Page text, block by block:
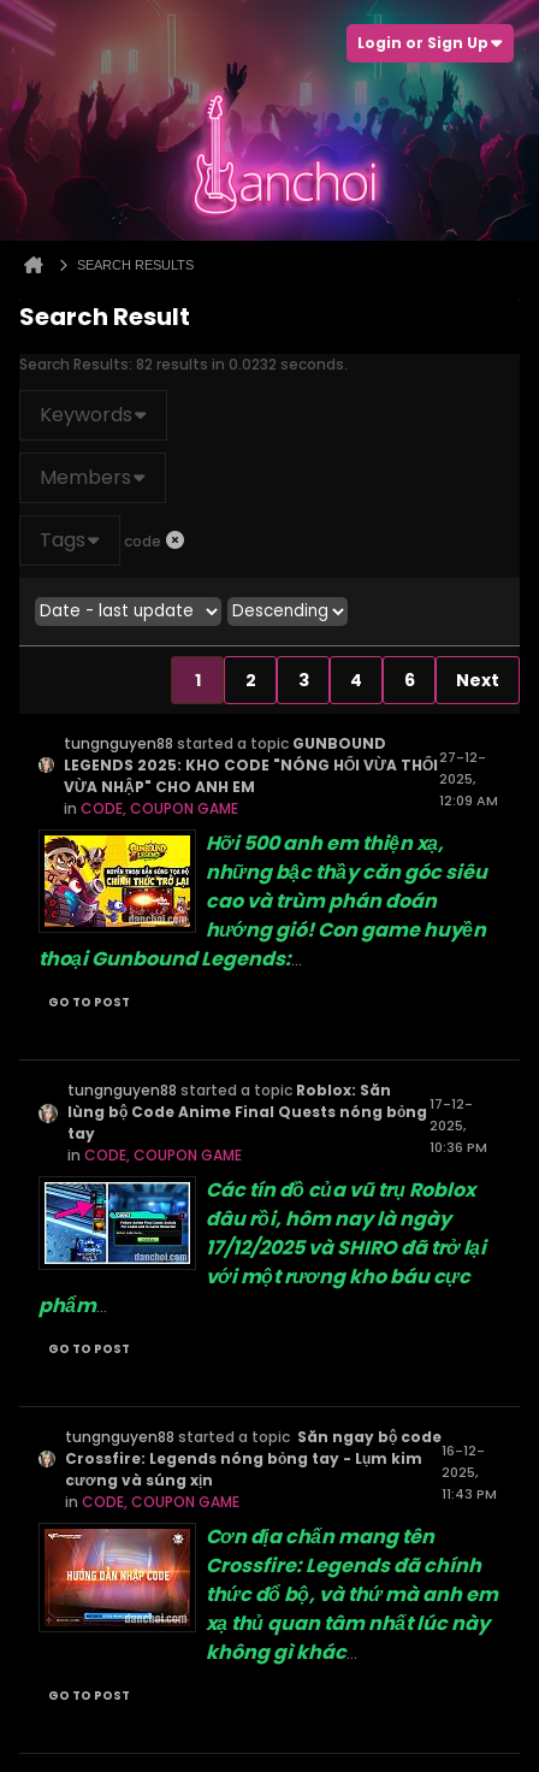
Login or Sign Up
SEARCH RESULTS
Search Result
Search Results: 82 results in 0.0232 seconds.
Keywords
Members
Tags code
1 2 3 4 6 Next
tungnguyen88 started a topic GUNBOUND
LEGENDS 2025: KHO CODE "NÓNG HỔI VỪA THỔI
VỪA NHẬP" CHO ANH EM
inCODE, COUPON GAME
27-12-
2025,
12:09 AM
Hỡi 500 anh em thiện xạ,
những bậc thầy căn góc siêu
cao và trùm phán đoán
hướng gió! Con game huyền
thoại Gunbound Legends:...
GO TO POST
tungnguyen88 started a topic Roblox: Săn
lùng bộ Code Anime Final Quests nóng bỏng
tay
inCODE, COUPON GAME
17-12-
2025,
10:36 PM
Các tín đồ của vũ trụ Roblox
đâu rồi, hôm nay là ngày
17/12/2025 và SHIRO đã trở lại
với một rương kho báu cực
phẩm...
GO TO POST
tungnguyen88 started a topic ​ Săn ngay bộ code
Crossfire: Legends nóng bỏng tay - Lụm kim
cương và súng xịn
in CODE, COUPON GAME
16-12-
2025,
11:43 PM
Cơn địa chấn mang tên
Crossfire: Legends đã chính
thức đổ bộ, và thứ mà anh em
xạ thủ quan tâm nhất lúc này
không gì khác...
GO TO POST